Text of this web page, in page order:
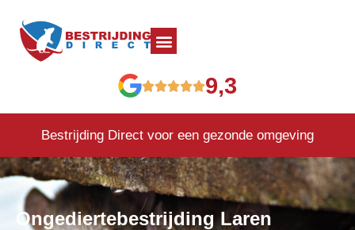
9,3
Bestrijding Direct voor een gezonde omgeving
Ongediertebestrijding Laren